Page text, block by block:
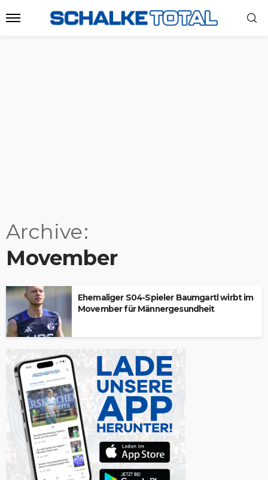
Archive
Movember
Ehemaliger S04-Spieler Baumgartl wirbt im
Movember für Männergesundheit